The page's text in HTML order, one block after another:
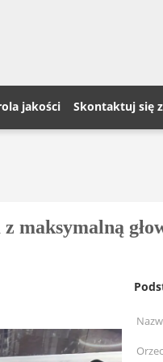
jakości Skontaktuj się
maksymalną